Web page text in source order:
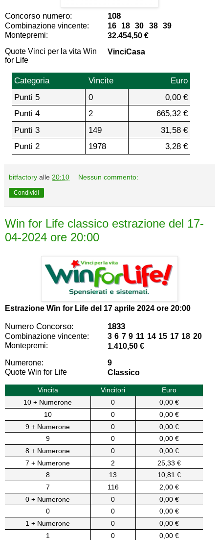
Concorso numero: 108
Combinazione vincente:
16 18 30 38 39
Montepremi:
32.454,50 €
Quote Vinci per la vita Win
for Life
VinciCasa
Categoria Vincite
Euro
Punti 5
0
0,00 €
Punti 4
2
665,32 €
Punti 3
149
31,58 €
Punti 2
1978 3,28 €
bitfactory alle 20:10 Nessun commento:
Condividi
Win for Life classico estrazione del 17-
04-2024 ore 20:00
Estrazione Win for Life del 17 aprile 2024 ore 20:00
Numero Concorso: 1833
Combinazione vincente:
3 6 7 9 11 14 15 17 18 20
Montepremi:
1.410,50 €
Numerone:
9
Quote Win for Life
Classico
Vincita Vincitori
Euro
10 + Numerone
0
0,00 €
10
0
0,00 €
9 + Numerone
0
0,00 €
9
0
0,00 €
8 + Numerone
0
0,00 €
7 + Numerone
2
25,33 €
8
13
10,81 €
7
116
2,00 €
0 + Numerone
0
0,00 €
0
0
0,00 €
1 + Numerone
0
0,00 €
1
0
0,00 €